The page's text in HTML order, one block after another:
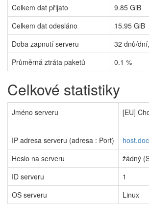
Celkem dat přijato
9.85 GiB
Celkem dat odesláno
15.95 GiB
Doba zapnutí serveru
32 dnů/dní,
Průměrná ztráta paketů
0.1 %
Celkové statistiky
Jméno serveru [EU]
IP adresa serveru (adresa : Port)
Heslo na serveru
žádný
ID serveru
1
OS serveru
Linux